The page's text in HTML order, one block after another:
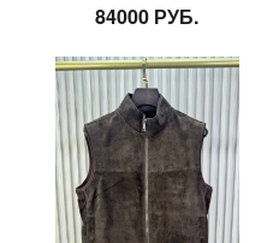
84000 РУБ.